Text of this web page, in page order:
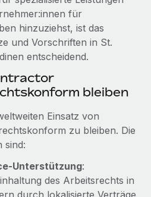
und Verfolgung von IT-
Gründung von
Mitarbeiter:innen
von Benefits
Das...
zwischen
für Contractor
Das Gesundheits- und
Tech hat das globale...
Integration mit
Contractor Management
für
hinzuziehst, ist das
und Vorschriften in St.
entscheidend.
bleiben
Einsatz von
zu bleiben. Die
sind:
Unterstützung:
des Arbeitsrechts in
durch lokalisierte Verträge